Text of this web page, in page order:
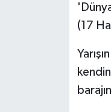
(17